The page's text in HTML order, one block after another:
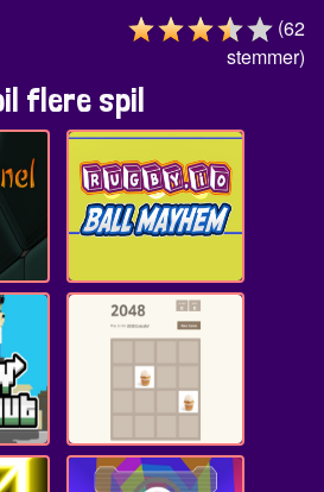
(62
stemmer)
flere spil